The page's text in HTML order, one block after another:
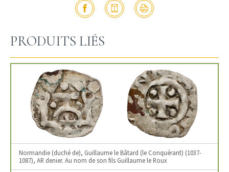
PRODUITS LIÉS
Normandie (duché de), Guillaume le Bâtard (le Conquérant) (1037-
1087), AR denier. Au nom de son fils Guillaume le Roux